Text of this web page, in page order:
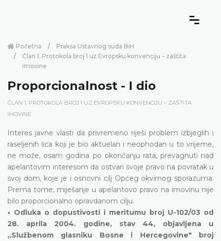
Početna
Praksa Ustavnog suda BiH
Član 1. Protokola broj 1 uz Evropsku konvenciju – zaštita
imovine
Proporcionalnost - I dio
ČLAN 1. PROTOKOLA BROJ 1 UZ EVROPSKU KONVENCIJU – ZAŠTITA
IMOVINE
Interes javne vlasti da privremeno riješi problem izbjeglih i
raseljenih lica koji je bio aktuelan i neophodan u to vrijeme,
ne može, osam godina po okončanju rata, prevagnuti nad
apelantovim interesom da ostvari svoje pravo na povratak u
svoj dom, koje je i osnovni cilj Općeg okvirnog sporazuma.
Prema tome, miješanje u apelantovo pravo na imovinu nije
bilo proporcionalno opravdanom cilju.
• Odluka o dopustivosti i meritumu broj U-102/03 od
28. aprila 2004. godine, stav 44, objavljena u
„Službenom glasniku Bosne i Hercegovine" broj